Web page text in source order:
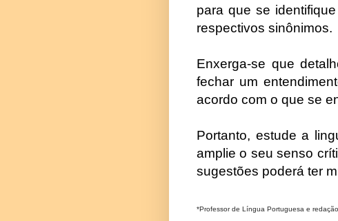
para que se
respectivos sinônimos.
Enxerga-se que
fechar um
acordo com o que se
Portanto, estude a
amplie o seu senso
sugestões poderá ter
*Professor de Língua Portuguesa e